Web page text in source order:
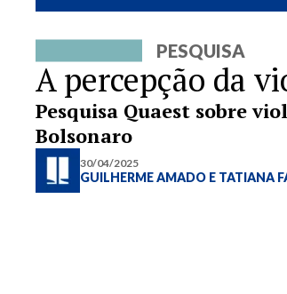
PESQUISA
A percepção da
Pesquisa Quaest sobre
Bolsonaro
30/04/2025
GUILHERME AMADO E TATIANA